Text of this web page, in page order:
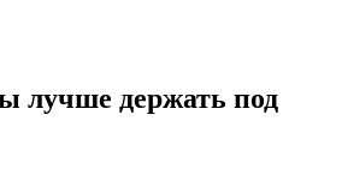
лучше держать под